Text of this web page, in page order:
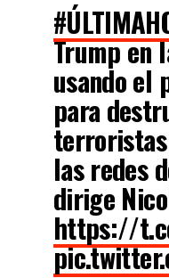
Trump en
usando el
para
terroristas
las redes
dirige
https://